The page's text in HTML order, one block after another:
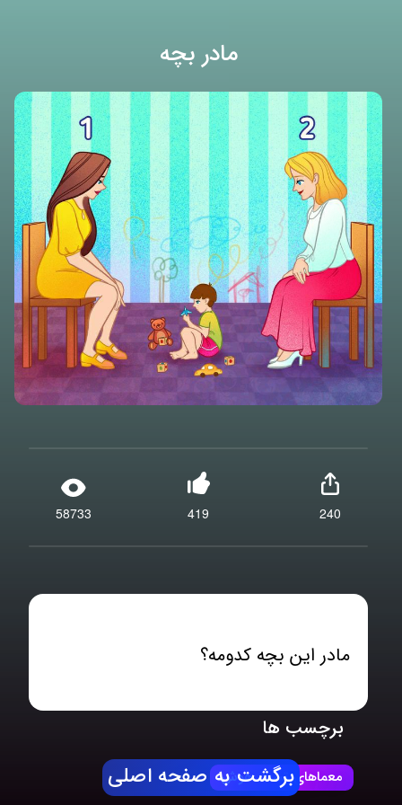
مادر بچه
58733 419 240
مادر این بچه کدومه؟
برچسب ها
معماهای تست هوش
برگشت به صفحه اصلی